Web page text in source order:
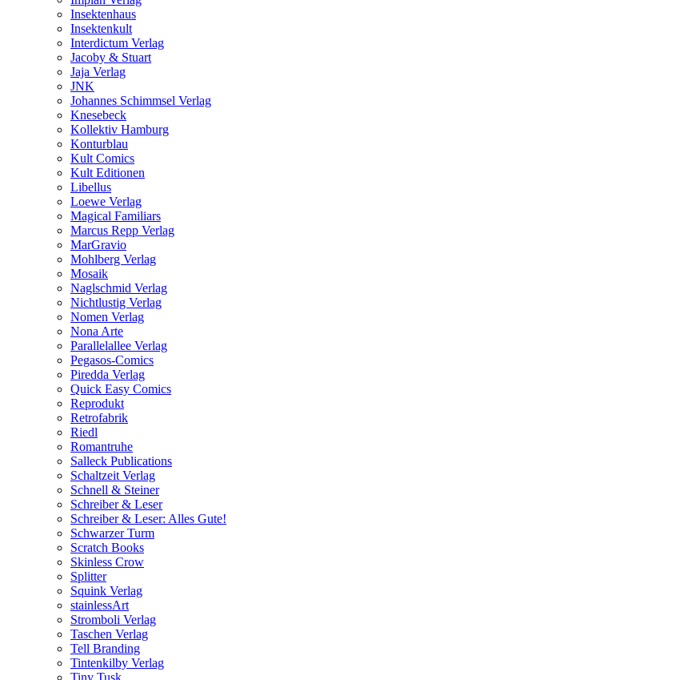
Insektenhaus
Insektenkult
Interdictum Verlag
Jacoby & Stuart
Jaja Verlag
JNK
Johannes Schimmsel Verlag
Knesebeck
Kollektiv Hamburg
Konturblau
Kult Comics
Kult Editionen
Libellus
Loewe Verlag
Magical Familiars
Marcus Repp Verlag
MarGravio
Mohlberg Verlag
Mosaik
Naglschmid Verlag
Nichtlustig Verlag
Nomen Verlag
Nona Arte
Parallelallee Verlag
Pegasos-Comics
Piredda Verlag
Quick Easy Comics
Reprodukt
Retrofabrik
Riedl
Romantruhe
Salleck Publications
Schaltzeit Verlag
Schnell & Steiner
Schreiber & Leser
Schreiber & Leser: Alles Gute!
Schwarzer Turm
Scratch Books
Skinless Crow
Splitter
Squink Verlag
stainlessArt
Stromboli Verlag
Taschen Verlag
Tell Branding
Tintenkilby Verlag
Tiny Tusk